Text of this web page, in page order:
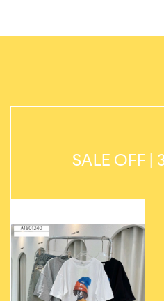
SALE OFF |